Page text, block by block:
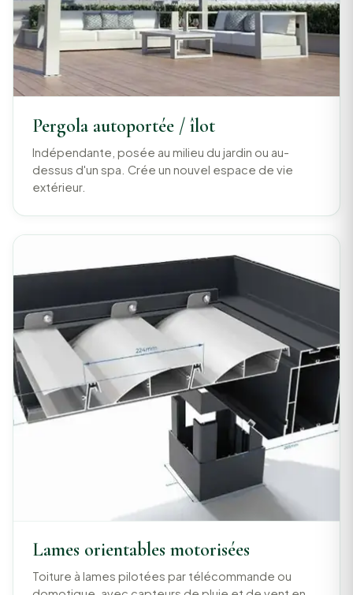
Pergola autoportée / îlot
Indépendante, posée au milieu du jardin ou au-
dessus d'un spa. Crée un nouvel espace de vie
extérieur.
Lames orientables motorisées
Toiture à lames pilotées par télécommande ou